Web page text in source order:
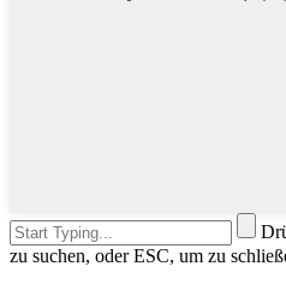
zu suchen, oder ESC, um zu